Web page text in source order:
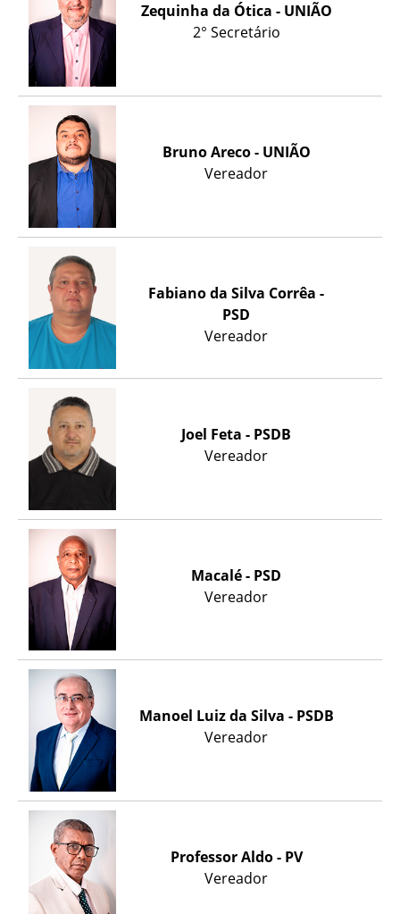
Zequinha da Ótica - UNIÃO
2° Secretário
Bruno Areco - UNIÃO
Vereador
Fabiano da Silva Corrêa -
PSD
Vereador
Joel Feta - PSDB
Vereador
Macalé - PSD
Vereador
Manoel Luiz da Silva - PSDB
Vereador
Professor Aldo - PV
Vereador